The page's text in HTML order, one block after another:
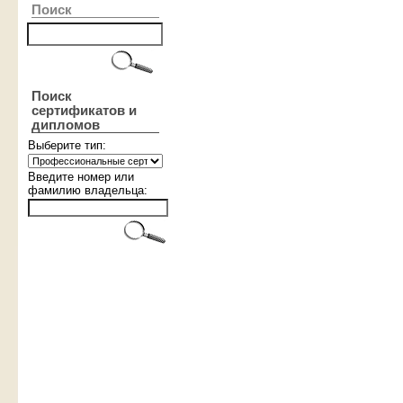
Поиск
Поиск
сертификатов и
дипломов
Выберите тип:
Введите номер или
фамилию владельца: